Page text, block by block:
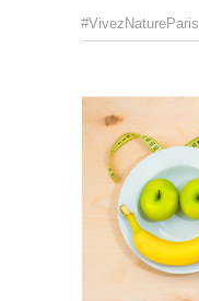
#VivezNatureParis